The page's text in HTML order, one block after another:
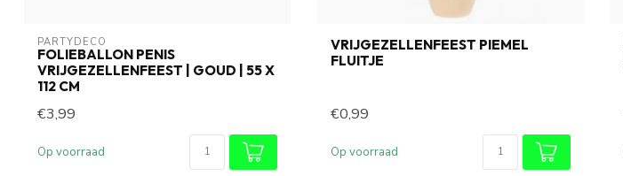
PARTYDECO
FOLIEBALLON PENIS
VRIJGEZELLENFEEST | GOUD | 55 X
112 CM
€3,99
Op voorraad
VRIJGEZELLENFEEST PIEMEL
FLUITJE
€0,99
Op voorraad